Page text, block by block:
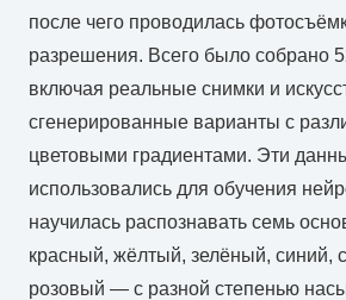
после чего проводилась
разрешения. Всего было собрано
включая реальные снимки и
сгенерированные варианты с
цветовыми градиентами. Эти
использовались для обучения
научилась распознавать семь
красный, жёлтый, зелёный, синий,
розовый — с разной степенью